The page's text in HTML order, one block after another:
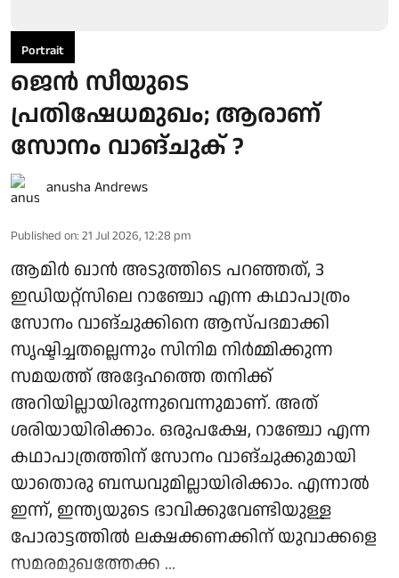
Portrait
ജെൻ സീയുടെ
പ്രതിഷേധമുഖം; ആരാണ്
സോനം വാങ്ചുക് ?
anusha Andrews
Published on: 21 Jul 2026, 12:28 pm
ആമിർ ഖാൻ അടുത്തിടെ പറഞ്ഞത്, 3
ഇഡിയറ്റ്സിലെ റാഞ്ചോ എന്ന കഥാപാത്രം
സോനം വാങ്ചുക്കിനെ ആസ്പദമാക്കി
സൃഷ്ടിച്ചതല്ലെന്നും സിനിമ നിർമ്മിക്കുന്ന
സമയത്ത് അദ്ദേഹത്തെ തനിക്ക്
അറിയില്ലായിരുന്നുവെന്നുമാണ്. അത്
ശരിയായിരിക്കാം. ഒരുപക്ഷേ, റാഞ്ചോ എന്ന
കഥാപാത്രത്തിന് സോനം വാങ്ചുക്കുമായി
യാതൊരു ബന്ധവുമില്ലായിരിക്കാം. എന്നാല്‍
ഇന്ന്, ഇന്ത്യയുടെ ഭാവിക്കുവേണ്ടിയുള്ള
പോരാട്ടത്തിൽ ലക്ഷക്കണക്കിന് യുവാക്കളെ
സമരമുഖത്തേക്ക ...